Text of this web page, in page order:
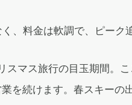
、料金は軟調で、ピー
マス旅行の目玉期間。
を続けます。春スキーの